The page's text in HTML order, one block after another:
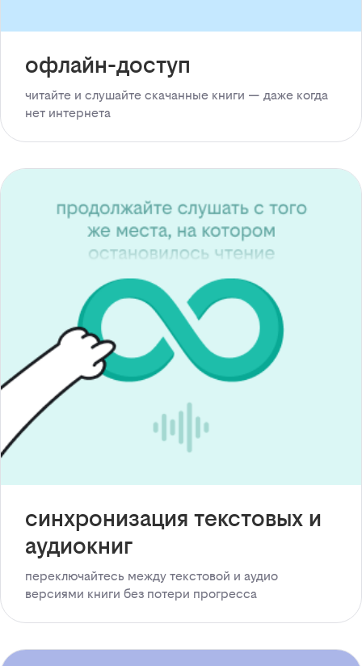
офлайн-доступ
читайте и слушайте скачанные книги — даже когда
нет интернета
синхронизация текстовых и
аудиокниг
переключайтесь между текстовой и аудио
версиями книги без потери прогресса